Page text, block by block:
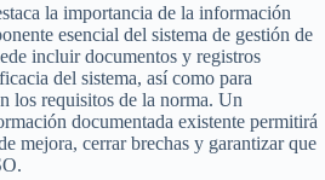
la importancia de la información
esencial del sistema de gestión de
incluir documentos y registros
del sistema, así como para
los requisitos de la norma. Un
documentada existente permitirá
mejora, cerrar brechas y garantizar que